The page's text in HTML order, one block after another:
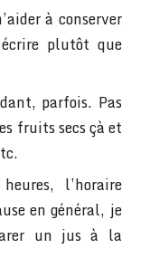
à conserver
plutôt que
parfois. Pas
fruits secs çà et
l’horaire
en général, je
un jus à la